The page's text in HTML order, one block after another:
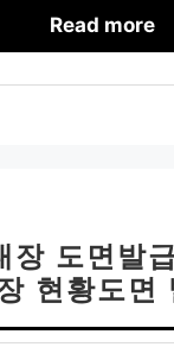
Read more
장 도면발
현황도면